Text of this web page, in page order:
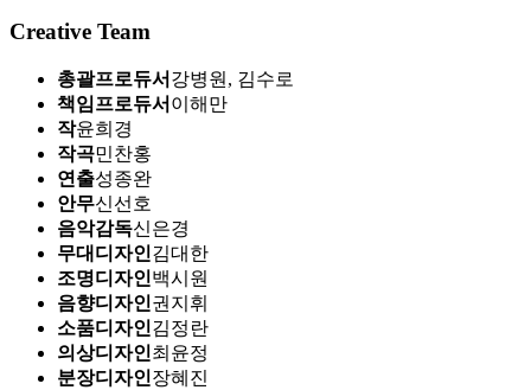
Creative Team
총괄프로듀서 강병원, 김수로
책임프로듀서 이해만
작윤희경
작곡민찬홍
연출성종완
안무신선호
음악감독신은경
무대디자인김대한
조명디자인백시원
음향디자인권지휘
소품디자인김정란
의상디자인최윤정
분장디자인장혜진